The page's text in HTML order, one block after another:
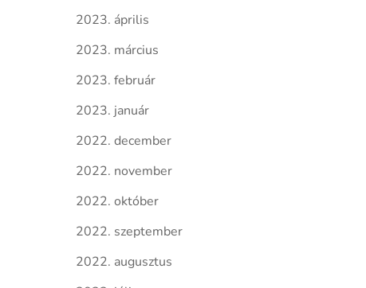
2023. április
2023. március
2023. február
2023. január
2022. december
2022. november
2022. október
2022. szeptember
2022. augusztus